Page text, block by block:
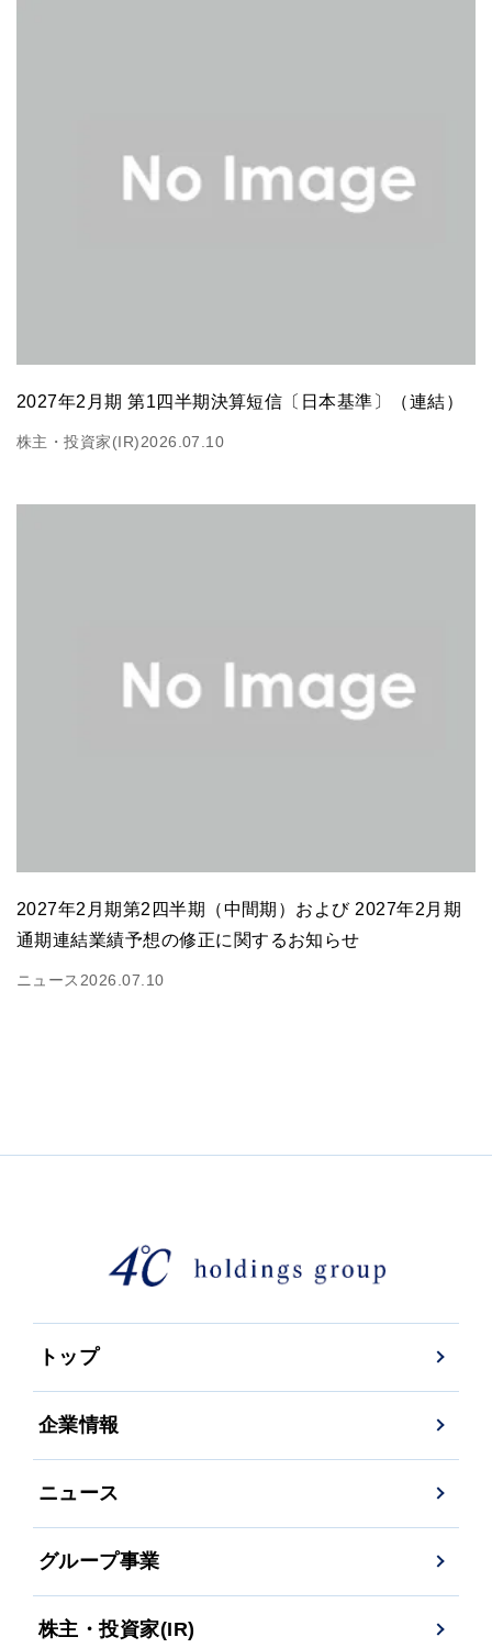
2027年2月期 第1四半期決算短信〔日本基準〕（連結）
株主・投資家(IR)2026.07.10
2027年2月期第2四半期（中間期）および 2027年2月期
通期連結業績予想の修正に関するお知らせ
ニュース 2026.07.10
トップ
企業情報
ニュース
グループ事業
株主・投資家(IR)